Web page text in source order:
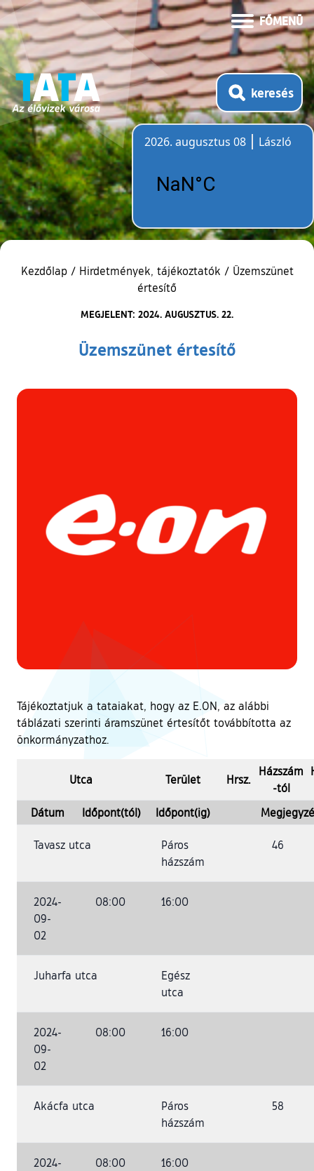
FŐMENÜ
keresés
2026. augusztus 08
László
Kezdőlap / Hirdetmények, tájékoztatók / Üzemszünet
értesítő
MEGJELENT: 2024. AUGUSZTUS. 22.
Üzemszünet értesítő
Tájékoztatjuk a tataiakat, hogy az E.ON, az alábbi
táblázati szerinti áramszünet értesítőt továbbította az
önkormányzathoz.
Utca Terület Hrsz.
Házszám
-tól
Dátum Időpont(tól) Időpont(ig)
Tavasz utca
Páros
házszám
46
2024-
09-
02
08:00 16:00
Juharfa utca
Egész
utca
2024-
09-
02
08:00 16:00
Akácfa utca
Páros
házszám
58
2024-
08:00 16:00